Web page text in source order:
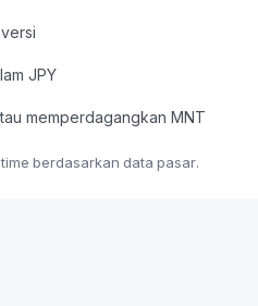
JPY
memperdagangkan MNT
berdasarkan data pasar.